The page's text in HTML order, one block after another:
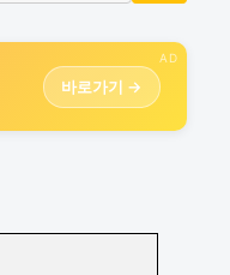
AD
바로가기 →